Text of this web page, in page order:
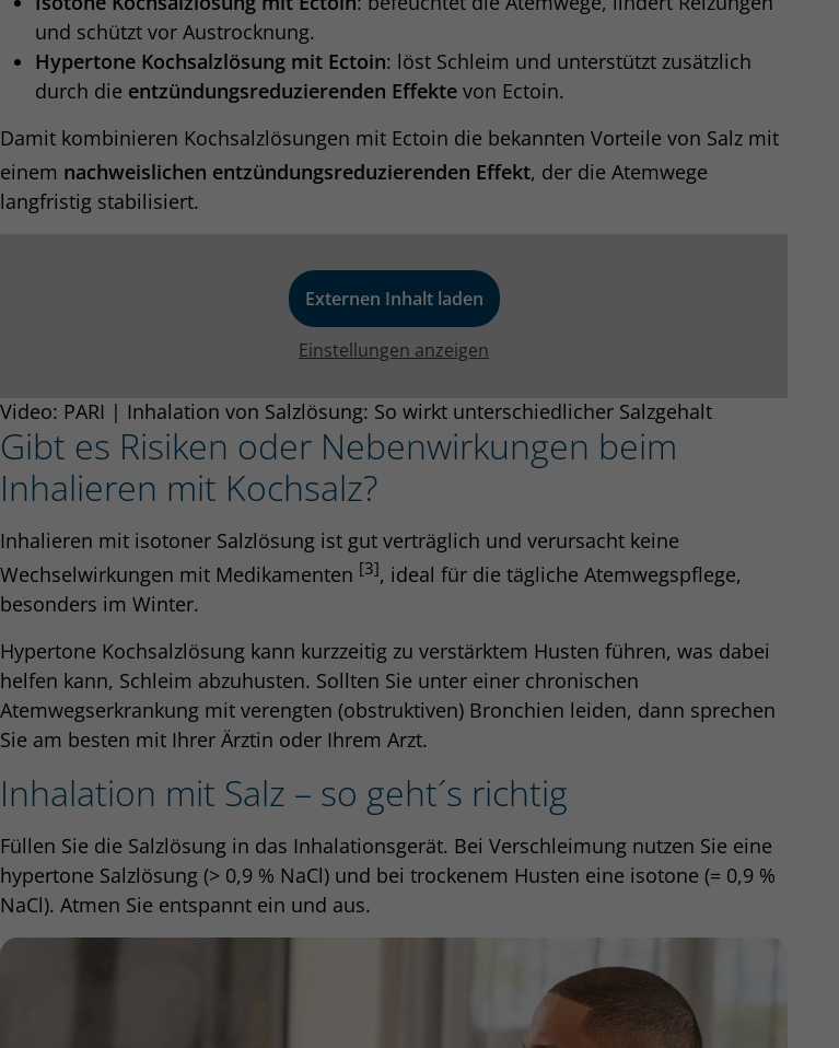
und schützt vor Austrocknung.
Hypertone Kochsalzlösung mit Ectoin: löst Schleim und unterstützt zusätzlich
durch die entzündungsreduzierenden Effekte von Ectoin.
Damit kombinieren Kochsalzlösungen mit Ectoin die bekannten Vorteile von Salz mit
einem nachweislichen entzündungsreduzierenden Effekt, der die Atemwege
langfristig stabilisiert.
Externen Inhalt laden
Einstellungen anzeigen
Video: PARI | Inhalation von Salzlösung: So wirkt unterschiedlicher Salzgehalt
Gibt es Risiken oder Nebenwirkungen beim
Inhalieren mit Kochsalz?
Inhalieren mit isotoner Salzlösung ist gut verträglich und verursacht keine
Wechselwirkungen mit Medikamenten [3], ideal für die tägliche Atemwegspflege,
besonders im Winter.
Hypertone Kochsalzlösung kann kurzzeitig zu verstärktem Husten führen, was dabei
helfen kann, Schleim abzuhusten. Sollten Sie unter einer chronischen
Atemwegserkrankung mit verengten (obstruktiven) Bronchien leiden, dann sprechen
Sie am besten mit Ihrer Ärztin oder Ihrem Arzt.
Inhalation mit Salz – so geht´s richtig
Füllen Sie die Salzlösung in das Inhalationsgerät. Bei Verschleimung nutzen Sie eine
hypertone Salzlösung (> 0,9 % NaCl) und bei trockenem Husten eine isotone (= 0,9 %
NaCl). Atmen Sie entspannt ein und aus.